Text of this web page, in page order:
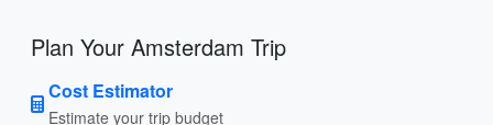
Plan Your Amsterdam Trip
Cost Estimator
Estimate your trip budget